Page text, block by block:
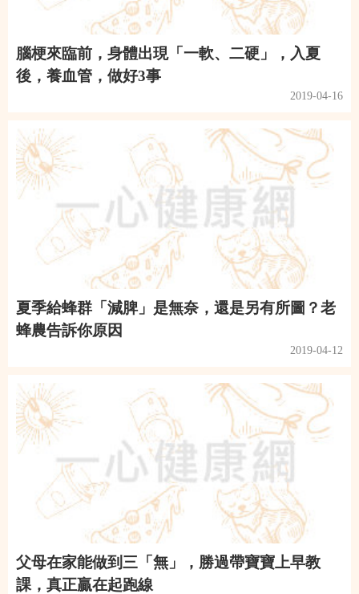
腦梗來臨前，身體出現「一軟、二硬」，入夏
後，養血管，做好3事
2019-04-16
夏季給蜂群「減脾」是無奈，還是另有所圖？老
蜂農告訴你原因
2019-04-12
父母在家能做到三「無」，勝過帶寶寶上早教
課，真正贏在起跑線